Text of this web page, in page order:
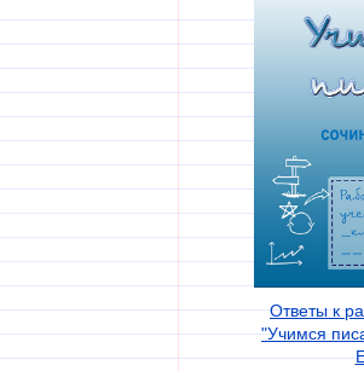
Ответы к
"Учимся